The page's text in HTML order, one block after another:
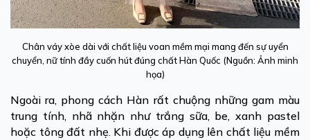
Chân váy xòe dài với chất liệu voan mềm mại mang đến sự uyển
chuyển, nữ tính đầy cuốn hút đúng chất Hàn Quốc (Nguồn: Ảnh minh
họa)
Ngoài ra, phong cách Hàn rất chuộng những gam màu
trung tính, nhã nhặn như trắng sữa, be, xanh pastel
hoặc tông đất nhẹ. Khi được áp dụng lên chất liệu mềm